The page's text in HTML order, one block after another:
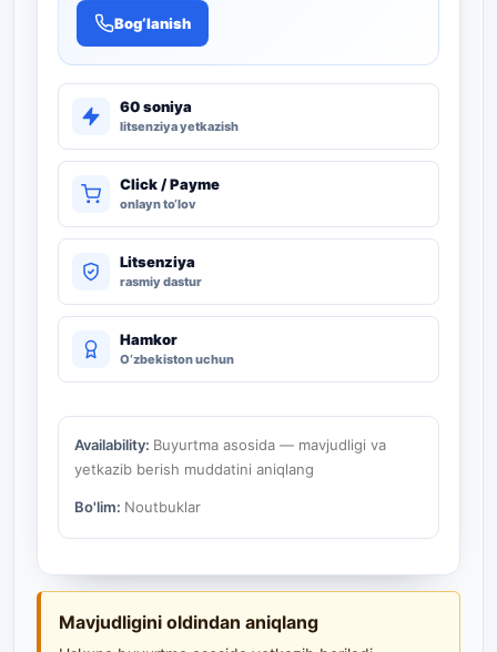
Bog‘lanish
60 soniya
litsenziya yetkazish
Click / Payme
onlayn to‘lov
Litsenziya
rasmiy dastur
Hamkor
O‘zbekiston uchun
Availability: Buyurtma asosida — mavjudligi va
yetkazib berish muddatini aniqlang
Bo'lim: Noutbuklar
Mavjudligini oldindan aniqlang